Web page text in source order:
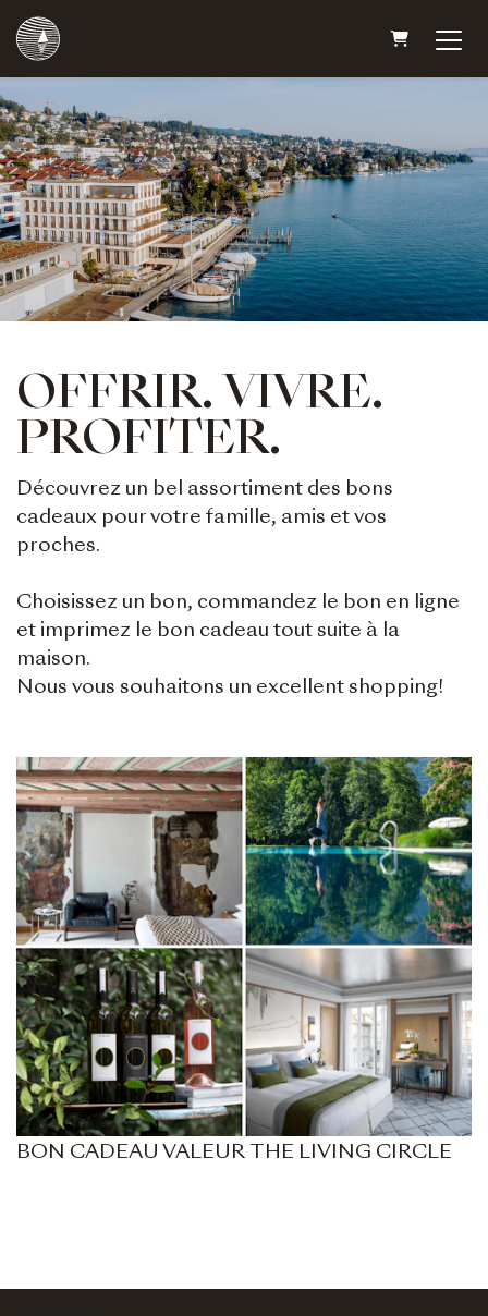
PANIER
OFFRIR. VIVRE.
PROFITER.
Découvrez un bel assortiment des bons
cadeaux pour votre famille, amis et vos
proches.
Choisissez un bon, commandez le bon en ligne
et imprimez le bon cadeau tout suite à la
maison.
Nous vous souhaitons un excellent shopping!
BON CADEAU VALEUR THE LIVING CIRCLE